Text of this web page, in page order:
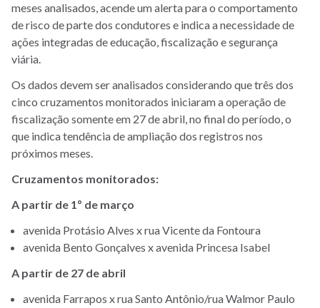
meses analisados, acende um alerta para o comportamento
de risco de parte dos condutores e indica a necessidade de
ações integradas de educação, fiscalização e segurança
viária.
Os dados devem ser analisados considerando que três dos
cinco cruzamentos monitorados iniciaram a operação de
fiscalização somente em 27 de abril, no final do período, o
que indica tendência de ampliação dos registros nos
próximos meses.
Cruzamentos monitorados:
A partir de 1º de março
avenida Protásio Alves x rua Vicente da Fontoura
avenida Bento Gonçalves x avenida Princesa Isabel
A partir de 27 de abril
avenida Farrapos x rua Santo Antônio/rua Walmor Paulo